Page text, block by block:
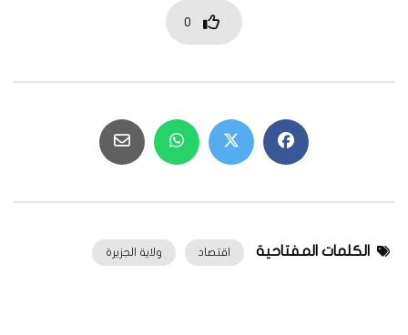
0
الكلمات المفتاحية اقتصاد ولاية الجزيرة